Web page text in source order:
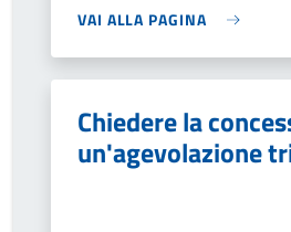
VAI ALLA PAGINA
Chiedere la
un'agevolazione